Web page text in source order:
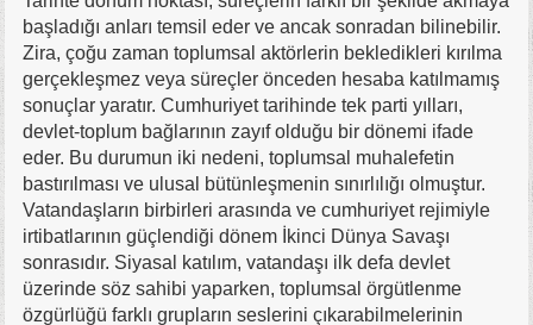
başladığı anları temsil eder ve ancak sonradan bilinebilir.
Zira, çoğu zaman toplumsal aktörlerin bekledikleri kırılma
gerçekleşmez veya süreçler önceden hesaba katılmamış
sonuçlar yaratır. Cumhuriyet tarihinde tek parti yılları,
devlet-toplum bağlarının zayıf olduğu bir dönemi ifade
eder. Bu durumun iki nedeni, toplumsal muhalefetin
bastırılması ve ulusal bütünleşmenin sınırlılığı olmuştur.
Vatandaşların birbirleri arasında ve cumhuriyet rejimiyle
irtibatlarının güçlendiği dönem İkinci Dünya Savaşı
sonrasıdır. Siyasal katılım, vatandaşı ilk defa devlet
üzerinde söz sahibi yaparken, toplumsal örgütlenme
özgürlüğü farklı grupların seslerini çıkarabilmelerinin